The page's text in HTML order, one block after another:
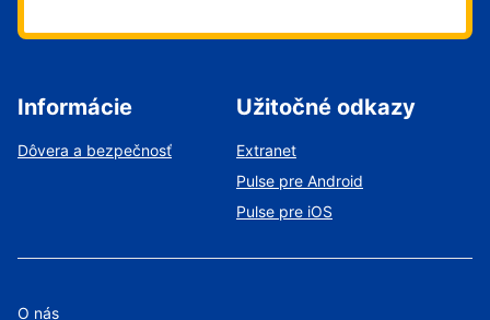
Informácie
Dôvera a bezpečnosť
Užitočné odkazy
Extranet
Pulse pre Android
Pulse pre iOS
O nás